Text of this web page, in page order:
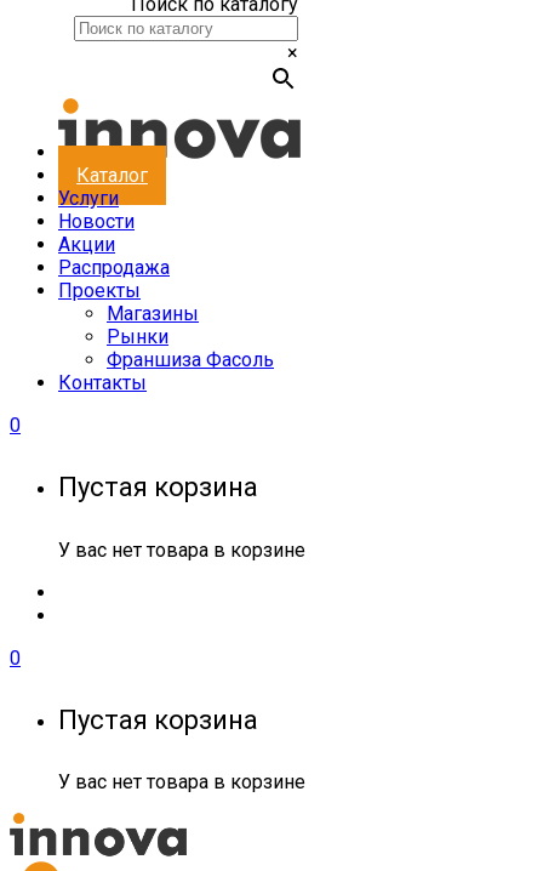
×
Каталог
Услуги
Новости
Акции
Распродажа
Проекты
Магазины
Рынки
Франшиза Фасоль
Контакты
0
Пустая корзина
У вас нет товара в корзине
0
Пустая корзина
У вас нет товара в корзине